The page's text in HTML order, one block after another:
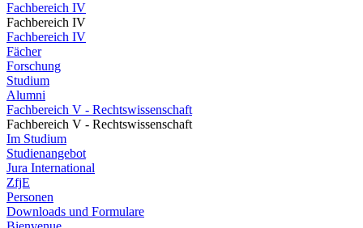
Fachbereich IV
Fachbereich IV
Fachbereich IV
Fächer
Forschung
Studium
Alumni
Fachbereich V - Rechtswissenschaft
Fachbereich V - Rechtswissenschaft
Im Studium
Studienangebot
Jura International
ZfjE
Personen
Downloads und Formulare